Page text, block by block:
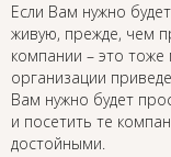
Если Вам нужно
живую, прежде, чем
компании – это тоже
организации
Вам нужно будет
и посетить те
достойными.